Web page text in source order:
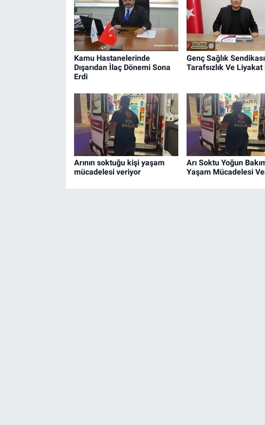
Kamu Hastanelerinde
Dışarıdan İlaç Dönemi Sona
Erdi
Genç Sağlık
Tarafsızlık Ve Liyakat
Arının soktuğu kişi yaşam
mücadelesi veriyor
Arı Soktu Yoğun
Yaşam Mücadelesi